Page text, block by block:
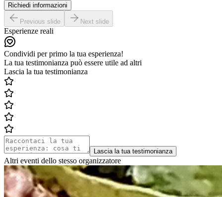
Richiedi informazioni
Previous slide Next slide
Esperienze reali
Condividi per primo la tua esperienza!
La tua testimonianza può essere utile ad altri
Lascia la tua testimonianza
Lascia la tua testimonianza
Altri eventi dello stesso organizzatore